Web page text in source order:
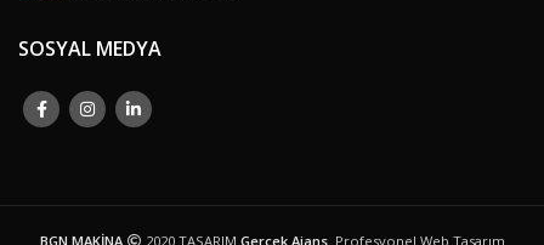
SOSYAL MEDYA
BGN MAKİNA 2020 TASARIM Gerçek Ajans. Profesyonel Web Tasarım